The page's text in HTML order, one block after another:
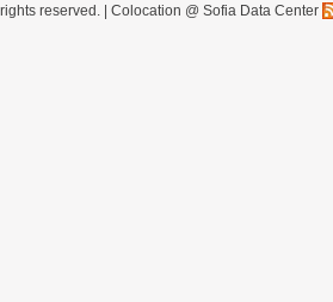
reserved. | Colocation @ Sofia Data Center